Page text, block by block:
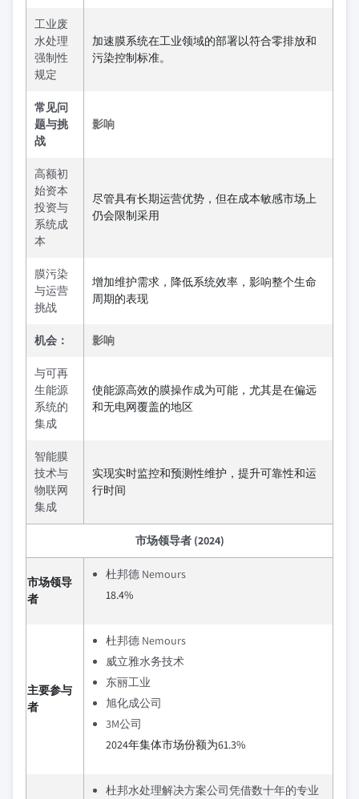
工业废
水处理
强制性
规定
加速膜系统在工业领域的部署以符合零排放和
污染控制标准。
常见问
题与挑
战
影响
高额初
始资本
投资与
系统成
本
尽管具有长期运营优势，但在成本敏感市场上
仍会限制采用
膜污染
与运营
挑战
增加维护需求，降低系统效率，影响整个生命
周期的表现
机会： 影响
与可再
生能源
系统的
集成
使能源高效的膜操作成为可能，尤其是在偏远
和无电网覆盖的地区
智能膜
技术与
物联网
集成
实现实时监控和预测性维护，提升可靠性和运
行时间
市场领导者 (2024)
市场领导
者
杜邦德 Nemours
18.4%
主要参与
者
杜邦德 Nemours
威立雅水务技术
东丽工业
旭化成公司
3M公司
2024年集体市场份额为61.3%
杜邦水处理解决方案公司凭借数十年的专业